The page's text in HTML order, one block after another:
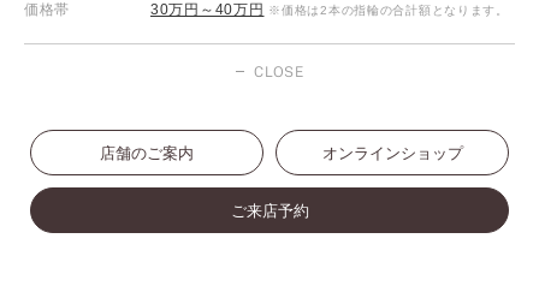
価格帯 30万円～40万円 ※価格は2本の指輪の合計額となります。
CLOSE
店舗のご案内 オンラインショップ
ご来店予約